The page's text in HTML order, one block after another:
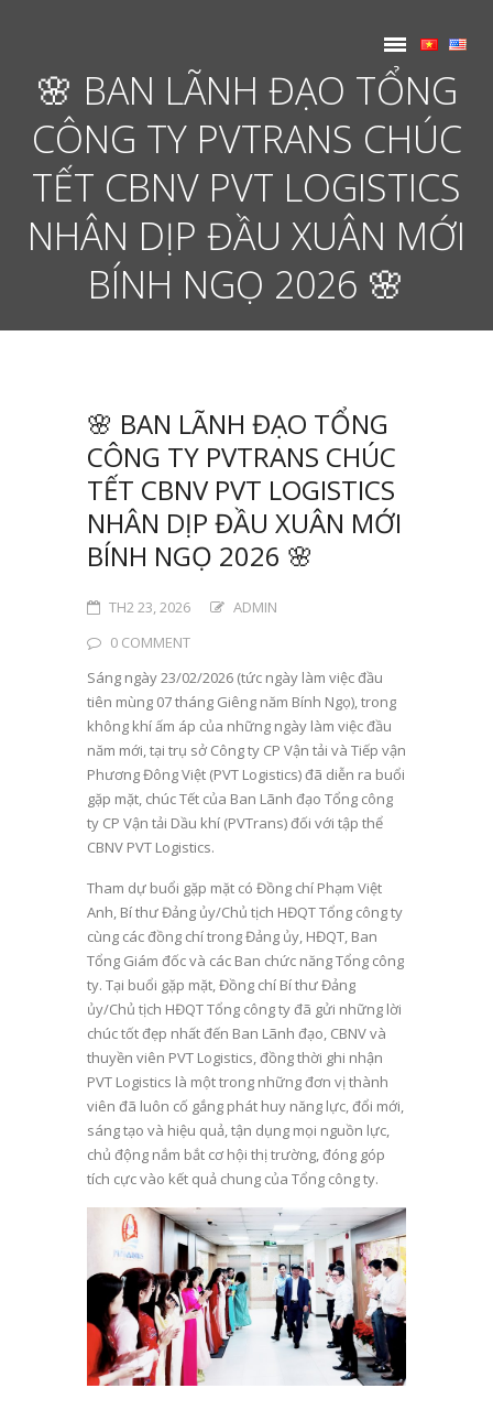
🌸 BAN LÃNH ĐẠO TỔNG
CÔNG TY PVTRANS CHÚC
TẾT CBNV PVT LOGISTICS
NHÂN DỊP ĐẦU XUÂN MỚI
BÍNH NGỌ 2026 🌸
🌸 BAN LÃNH ĐẠO TỔNG
CÔNG TY PVTRANS CHÚC
TẾT CBNV PVT LOGISTICS
NHÂN DỊP ĐẦU XUÂN MỚI
BÍNH NGỌ 2026 🌸
TH2 23, 2026
ADMIN
0 COMMENT
Sáng ngày 23/02/2026 (tức ngày làm việc đầu
tiên mùng 07 tháng Giêng năm Bính Ngọ), trong
không khí ấm áp của những ngày làm việc đầu
năm mới, tại trụ sở Công ty CP Vận tải và Tiếp vận
Phương Đông Việt (PVT Logistics) đã diễn ra buổi
gặp mặt, chúc Tết của Ban Lãnh đạo Tổng công
ty CP Vận tải Dầu khí (PVTrans) đối với tập thể
CBNV PVT Logistics.
Tham dự buổi gặp mặt có Đồng chí Phạm Việt
Anh, Bí thư Đảng ủy/Chủ tịch HĐQT Tổng công ty
cùng các đồng chí trong Đảng ủy, HĐQT, Ban
Tổng Giám đốc và các Ban chức năng Tổng công
ty. Tại buổi gặp mặt, Đồng chí Bí thư Đảng
ủy/Chủ tịch HĐQT Tổng công ty đã gửi những lời
chúc tốt đẹp nhất đến Ban Lãnh đạo, CBNV và
thuyền viên PVT Logistics, đồng thời ghi nhận
PVT Logistics là một trong những đơn vị thành
viên đã luôn cố gắng phát huy năng lực, đổi mới,
sáng tạo và hiệu quả, tận dụng mọi nguồn lực,
chủ động nắm bắt cơ hội thị trường, đóng góp
tích cực vào kết quả chung của Tổng công ty.